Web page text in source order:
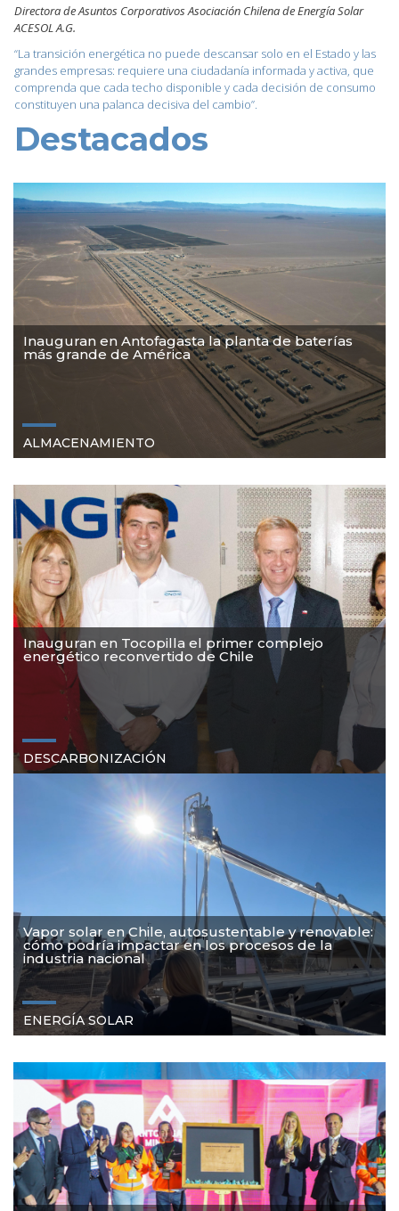
Directora de Asuntos Corporativos Asociación Chilena de Energía Solar
ACESOL A.G.
“La transición energética no puede descansar solo en el Estado y las
grandes empresas: requiere una ciudadanía informada y activa, que
comprenda que cada techo disponible y cada decisión de consumo
constituyen una palanca decisiva del cambio”.
Destacados
Inauguran en Antofagasta la planta de baterías
más grande de América
ALMACENAMIENTO
Inauguran en Tocopilla el primer complejo
energético reconvertido de Chile
DESCARBONIZACIÓN
Vapor solar en Chile, autosustentable y renovable:
cómo podría impactar en los procesos de la
industria nacional
ENERGÍA SOLAR